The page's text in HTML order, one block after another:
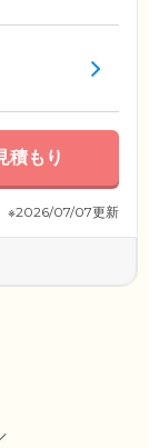
積もり
※2026/07/07更新